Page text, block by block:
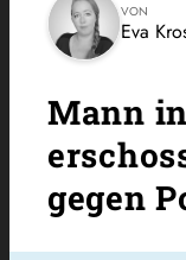
VON
Eva
Mann
gegen